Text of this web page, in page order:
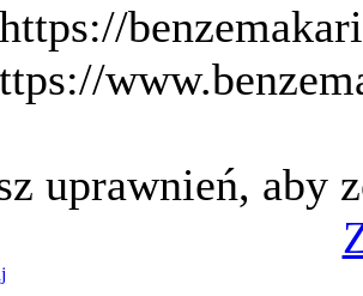
uprawnień, aby